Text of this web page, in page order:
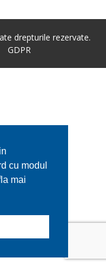
cu modul
mai
drepturile rezervate.
GDPR